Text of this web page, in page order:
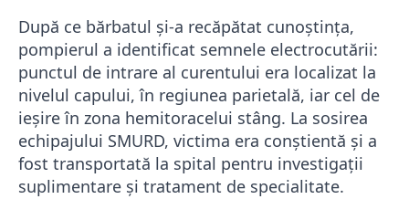
După ce bărbatul și-a recăpătat cunoștința,
pompierul a identificat semnele electrocutării:
punctul de intrare al curentului era localizat la
nivelul capului, în regiunea parietală, iar cel de
ieșire în zona hemitoracelui stâng. La sosirea
echipajului SMURD, victima era conștientă și a
fost transportată la spital pentru investigații
suplimentare și tratament de specialitate.